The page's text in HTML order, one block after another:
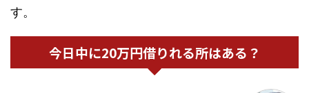
す。
今日中に20万円借りれる所はある？